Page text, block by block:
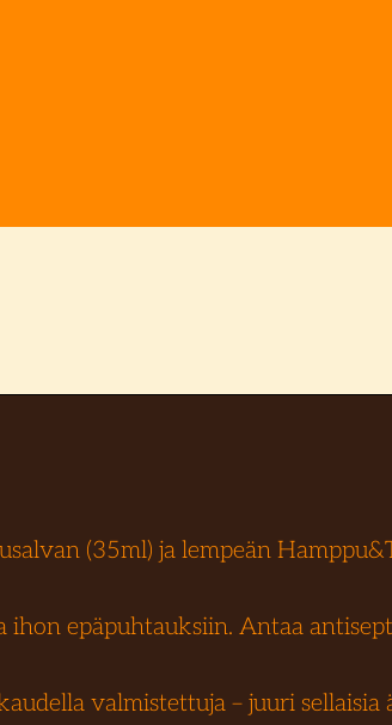
(35ml) ja lempeän
ihon epäpuhtauksiin. Antaa
valmistettuja – juuri sellaisia